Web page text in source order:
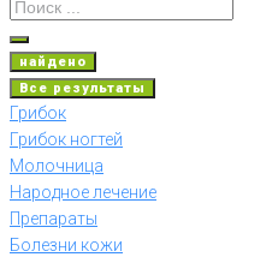
найдено
Все результаты
Грибок
Грибок ногтей
Молочница
Народное лечение
Препараты
Болезни кожи